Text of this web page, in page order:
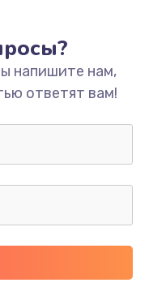
напишите нам,
ответят вам!